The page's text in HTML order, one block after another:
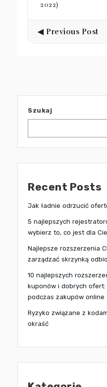
2022)
◀ Previous Post
Szukaj
Recent Posts
Jak ładnie odrzucić
5 najlepszych
wybierz to, co jest dla
Najlepsze rozszerzenia
zarządzać skrzynką
10 najlepszych
kuponów i dobrych
podczas zakupów online
Ryzyko związane z
okraść